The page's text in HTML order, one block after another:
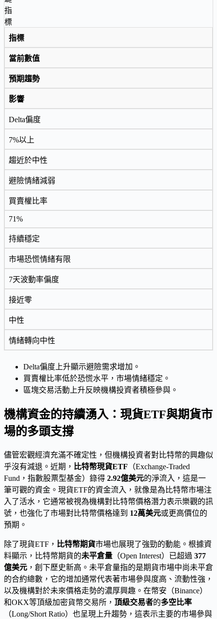
指
標
指標
當前數值
預期趨勢
影響
Delta偏度
7%以上
趨近於中性
避險情緒減弱
買賣權比率
71%
持續穩定
市場恐慌情緒有限
7天波動率偏度
接近零
中性
情緒轉向中性
Delta偏度上升顯示避險需求增加。
買賣權比率低於恐慌水平，市場情緒穩定。
區塊交易活動上升反映機構投資者積極參與。
機構資金的持續湧入：現貨ETF與期貨市
場的多頭支撐
儘管宏觀經濟充滿不確定性，但機構投資者對比特幣的興趣似
乎沒有減退。近期， 比特幣現貨ETF （Exchange-Traded
Fund，指數股票型基金）錄得 2.92億美元的淨流入，這是一
筆可觀的資金。現貨ETF的資金流入，就像是為比特幣市場注
入了活水，它通常被視為機構對比特幣價格潛力表示樂觀的訊
號，也強化了市場對比特幣價格達到 12萬美元或更高價位的
預期。
除了現貨ETF， 比特幣期貨市場也展現了強勁的動能。根據資
料顯示，比特幣期貨的未平倉量 （Open Interest）已超過 377
億美元 ，創下歷史新高。未平倉量指的是期貨市場中尚未平倉
的合約總數，它的增加通常代表著市場參與度高、流動性強，
以及機構對於未來價格走勢的濃厚興趣。在幣安（Binance）
和OKX等頂級加密貨幣交易所， 頂級交易者的多空比率
（Long/Short Ratio）也呈現上升趨勢，這表示主要的市場參與